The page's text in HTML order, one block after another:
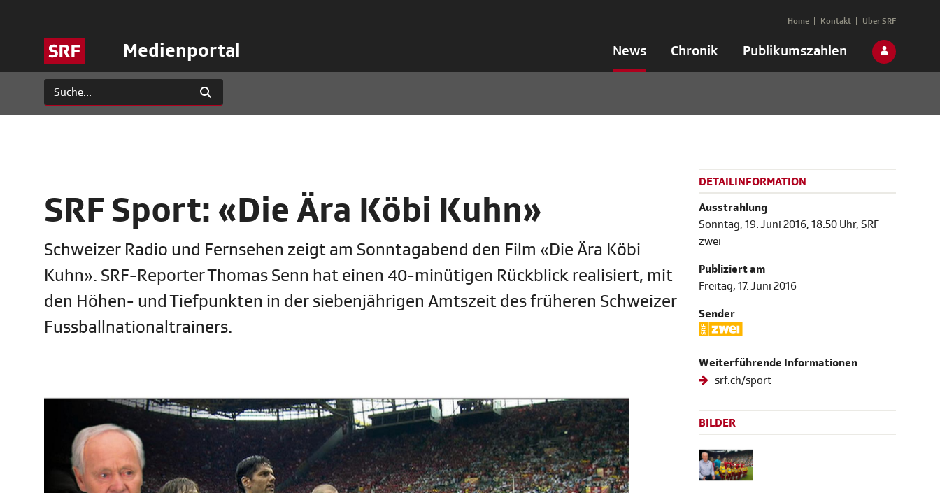
Medienportal News Chronik Publikumszahlen
Home Kontakt Über SRF
SRF Sport: «Die Ära Köbi Kuhn»
Schweizer Radio und Fernsehen zeigt am Sonntagabend den Film «Die Ära Köbi
Kuhn». SRF-Reporter Thomas Senn hat einen 40-minütigen Rückblick realisiert, mit
den Höhen- und Tiefpunkten in der siebenjährigen Amtszeit des früheren Schweizer
Fussballnationaltrainers.
DETAILINFORMATION
Ausstrahlung
Sonntag, 19. Juni 2016, 18.50 Uhr, SRF
zwei
Publiziert am
Freitag, 17. Juni 2016
Sender
Weiterführende Informationen
srf.ch/sport
BILDER